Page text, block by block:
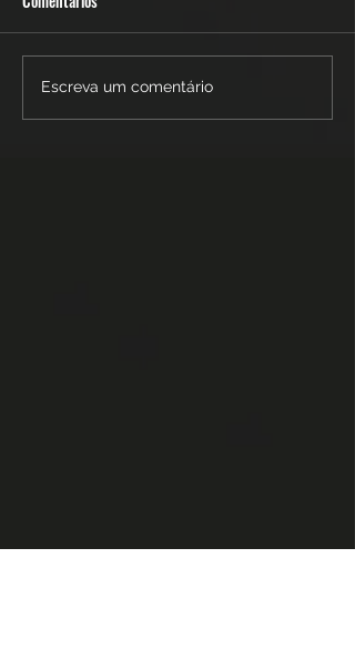
TREINO NA GRAVIDEZ
Escreva um comentário